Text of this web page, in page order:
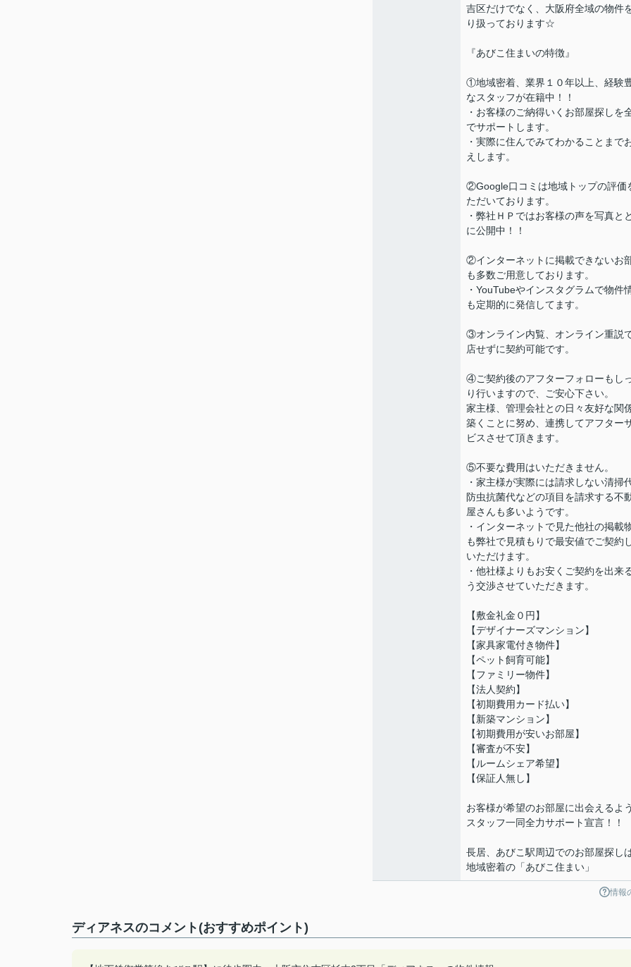
吉区だけでなく、大阪府全域の物件
り扱っております☆
『あびこ住まいの特徴』
①地域密着、業界１０年以上、経験
なスタッフが在籍中！！
・お客様のご納得いくお部屋探しを
でサポートします。
・実際に住んでみてわかることまで
えします。
②Google口コミは地域トップの評価
ただいております。
・弊社ＨＰではお客様の声を写真と
に公開中！！
②インターネットに掲載できないお
も多数ご用意しております。
・YouTubeやインスタグラムで物件
も定期的に発信してます。
③オンライン内覧、オンライン重説
店せずに契約可能です。
④ご契約後のアフターフォローもし
り行いますので、ご安心下さい。
家主様、管理会社との日々友好な関
築くことに努め、連携してアフター
ビスさせて頂きます。
⑤不要な費用はいただきません。
・家主様が実際には請求しない清掃
防虫抗菌代などの項目を請求する不
屋さんも多いようです。
・インターネットで見た他社の掲載
も弊社で見積もりで最安値でご契約
いただけます。
・他社様よりもお安くご契約を出来
う交渉させていただきます。
【敷金礼金０円】
【デザイナーズマンション】
【家具家電付き物件】
【ペット飼育可能】
【ファミリー物件】
【法人契約】
【初期費用カード払い】
【新築マンション】
【初期費用が安いお部屋】
【審査が不安】
【ルームシェア希望】
【保証人無し】
お客様が希望のお部屋に出会えるよ
スタッフ一同全力サポート宣言！！
長居、あびこ駅周辺でのお部屋探し
地域密着の「あびこ住まい」
情報
ディアネスのコメント(おすすめポイント)